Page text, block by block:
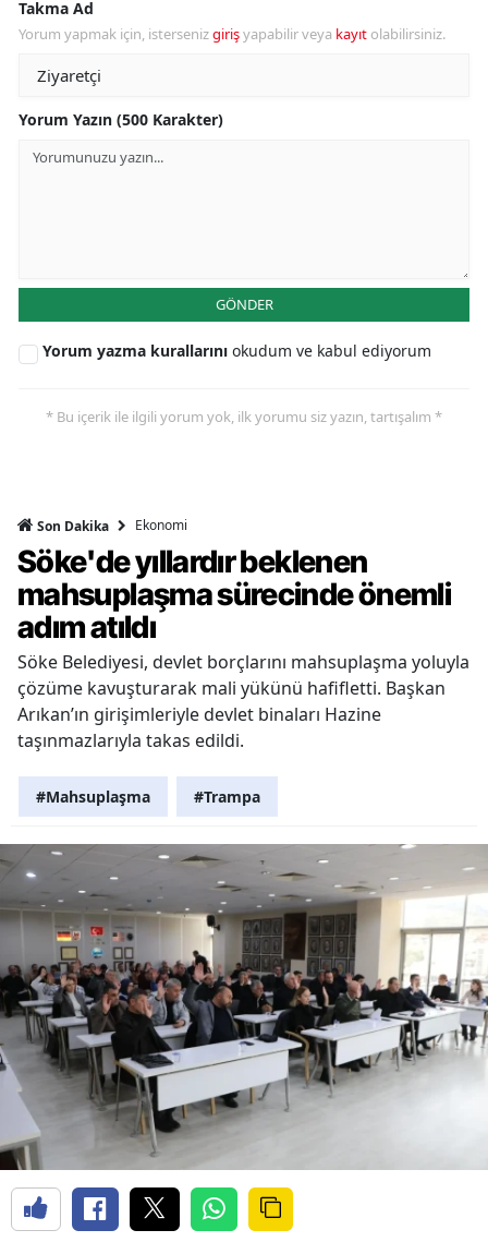
Takma Ad
Yorum yapmak için, istersenizgirişyapabilir veya kayıt olabilirsiniz.
Yorum Yazın (500 Karakter)
GÖNDER
Yorum yazma kurallarını okudum ve kabul ediyorum
* Bu içerik ile ilgili yorum yok, ilk yorumu siz yazın, tartışalım *
Son Dakika Ekonomi
Söke'de yıllardır beklenen
mahsuplaşma sürecinde önemli
adım atıldı
Söke Belediyesi, devlet borçlarını mahsuplaşma yoluyla
çözüme kavuşturarak mali yükünü hafifletti. Başkan
Arıkan’ın girişimleriyle devlet binaları Hazine
taşınmazlarıyla takas edildi.
#Mahsuplaşma #Trampa